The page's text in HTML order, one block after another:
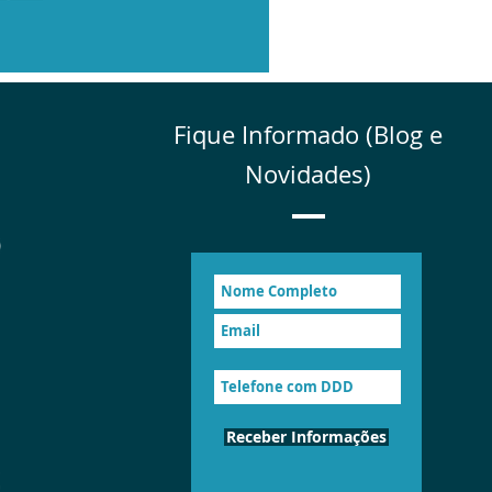
Fique Informado (Blog e
Novidades)
Receber Informações